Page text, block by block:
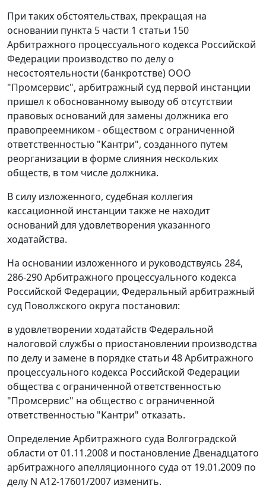
При таких обстоятельствах, прекращая на
основании пункта 5 части 1 статьи 150
Арбитражного процессуального кодекса Российской
Федерации производство по делу о
несостоятельности (банкротстве) ООО
"Промсервис", арбитражный суд первой инстанции
пришел к обоснованному выводу об отсутствии
правовых оснований для замены должника его
правопреемником - обществом с ограниченной
ответственностью "Кантри", созданного путем
реорганизации в форме слияния нескольких
обществ, в том числе должника.
В силу изложенного, судебная коллегия
кассационной инстанции также не находит
оснований для удовлетворения указанного
ходатайства.
На основании изложенного и руководствуясь 284,
286-290Арбитражного процессуального кодекса
Российской Федерации, Федеральный арбитражный
суд Поволжского округа постановил:
в удовлетворении ходатайств Федеральной
налоговой службы о приостановлении производства
по делу и замене в порядке статьи 48Арбитражного
процессуального кодекса Российской Федерации
общества с ограниченной ответственностью
"Промсервис" на общество с ограниченной
ответственностью "Кантри" отказать.
Определение Арбитражного суда Волгоградской
области от 01.11.2008 и постановление Двенадцатого
арбитражного апелляционного суда от 19.01.2009 по
делу N А12-17601/2007 изменить.